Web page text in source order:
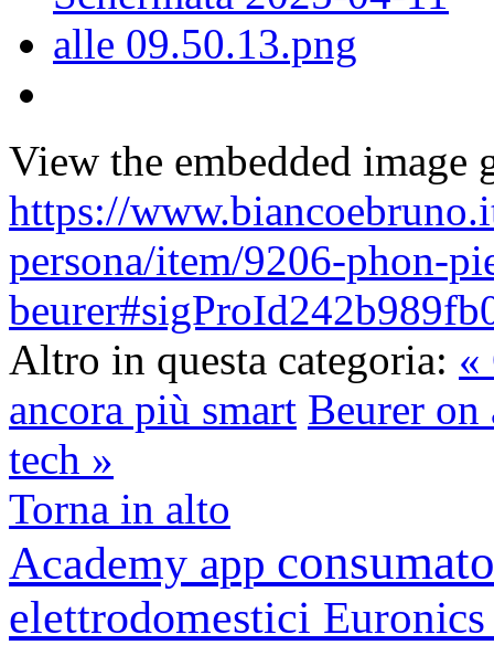
View the embedded image
https://
persona/item/9206-phon-
Altro in questa categoria: «
ancora più smart Beurer
tech »
Torna in alto
Academy app
elettrodomestici